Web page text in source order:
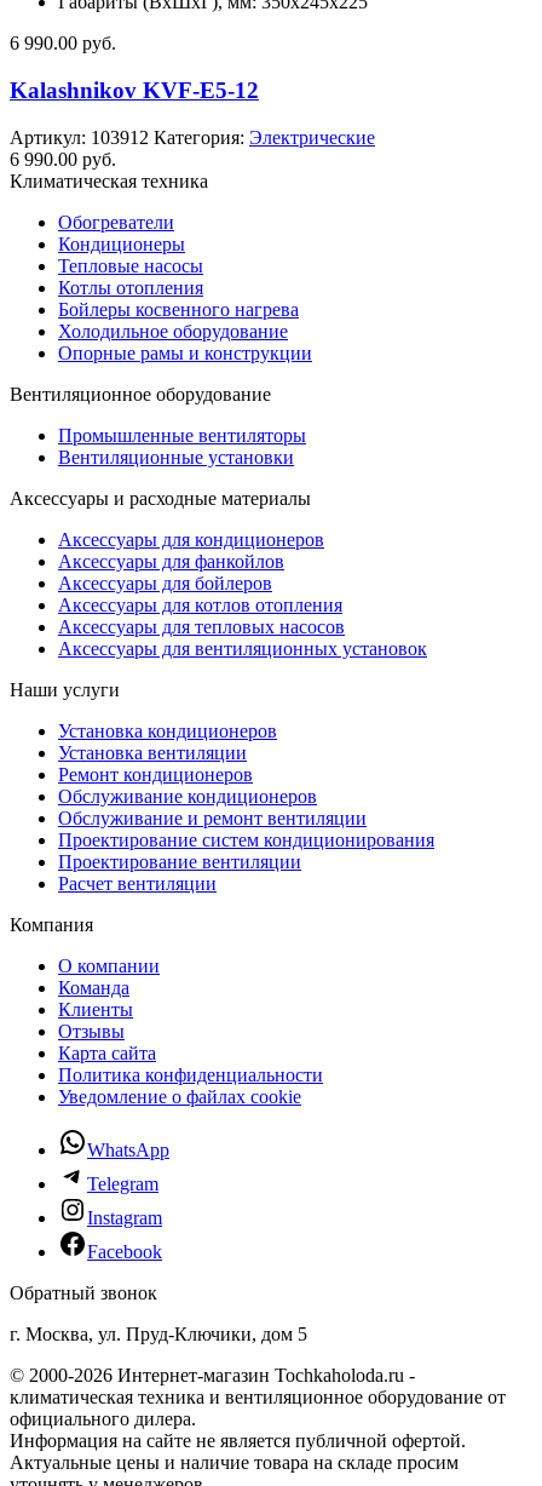
6 990.00 руб.
Kalashnikov KVF-E5-12
Артикул: 103912 Категория: Электрические
6 990.00 руб.
Климатическая техника
Обогреватели
Кондиционеры
Тепловые насосы
Котлы отопления
Бойлеры косвенного нагрева
Холодильное оборудование
Опорные рамы и конструкции
Вентиляционное оборудование
Промышленные вентиляторы
Вентиляционные установки
Аксессуары и расходные материалы
Аксессуары для кондиционеров
Аксессуары для фанкойлов
Аксессуары для бойлеров
Аксессуары для котлов отопления
Аксессуары для тепловых насосов
Аксессуары для вентиляционных установок
Наши услуги
Установка кондиционеров
Установка вентиляции
Ремонт кондиционеров
Обслуживание кондиционеров
Обслуживание и ремонт вентиляции
Проектирование систем кондиционирования
Проектирование вентиляции
Расчет вентиляции
Компания
О компании
Команда
Клиенты
Отзывы
Карта сайта
Политика конфиденциальности
Уведомление о файлах cookie
WhatsApp
Telegram
Instagram
Facebook
Обратный звонок
г. Москва, ул. Пруд-Ключики, дом 5
© 2000-2026 Интернет-магазин Tochkaholoda.ru -
климатическая техника и вентиляционное оборудование от
официального дилера.
Информация на сайте не является публичной офертой.
Актуальные цены и наличие товара на складе просим